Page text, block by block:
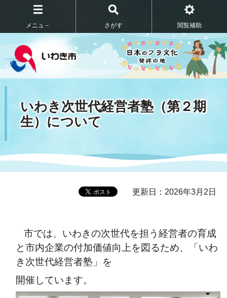
メニュ－ さがす 閲覧補助
いわき次世代経営者塾（第２期
生）について
更新日：2026年3月2日
市では、いわきの次世代を担う経営者の育成
と市内企業の付加価値向上を図るため、「いわ
き次世代経営者塾」を
開催しています。